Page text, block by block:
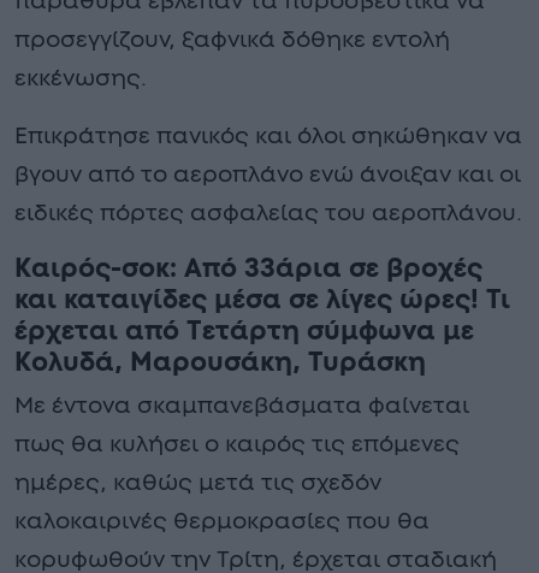
προσεγγίζουν, ξαφνικά δόθηκε εντολή
εκκένωσης.
Επικράτησε πανικός και όλοι σηκώθηκαν να
βγουν από το αεροπλάνο ενώ άνοιξαν και οι
ειδικές πόρτες ασφαλείας του αεροπλάνου.
Καιρός-σοκ: Από 33άρια σε βροχές
και καταιγίδες μέσα σε λίγες ώρες! Τι
έρχεται από Τετάρτη σύμφωνα με
Κολυδά, Μαρουσάκη, Τυράσκη
Με έντονα σκαμπανεβάσματα φαίνεται
πως θα κυλήσει ο καιρός τις επόμενες
ημέρες, καθώς μετά τις σχεδόν
καλοκαιρινές θερμοκρασίες που θα
κορυφωθούν την Τρίτη, έρχεται σταδιακή